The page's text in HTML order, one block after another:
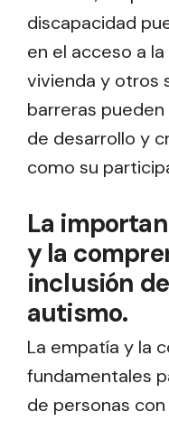
discapacidad
en el acceso a
vivienda y otros
barreras
de desarrollo y
como su
La
y la
inclusión
autismo.
La empatía y la
fundamentales
de personas